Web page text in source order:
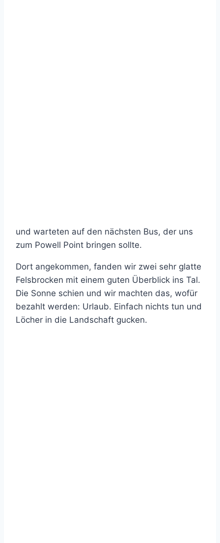
und warteten auf den nächsten Bus, der uns
zum Powell Point bringen sollte.
Dort angekommen, fanden wir zwei sehr glatte
Felsbrocken mit einem guten Überblick ins Tal.
Die Sonne schien und wir machten das, wofür
bezahlt werden: Urlaub. Einfach nichts tun und
Löcher in die Landschaft gucken.